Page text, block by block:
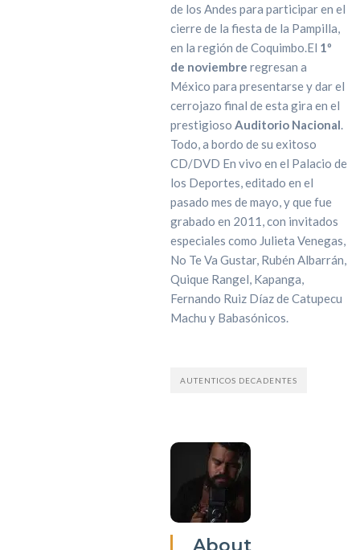
de los Andes para participar en el
cierre de la fiesta de la Pampilla,
en la región de Coquimbo.El 1º
de noviembre regresan a
México para presentarse y dar el
cerrojazo final de esta gira en el
prestigioso Auditorio Nacional.
Todo, a bordo de su exitoso
CD/DVD En vivo en el Palacio de
los Deportes, editado en el
pasado mes de mayo, y que fue
grabado en 2011, con invitados
especiales como Julieta Venegas,
No Te Va Gustar, Rubén Albarrán,
Quique Rangel, Kapanga,
Fernando Ruiz Díaz de Catupecu
Machu y Babasónicos.
AUTENTICOS DECADENTES
About